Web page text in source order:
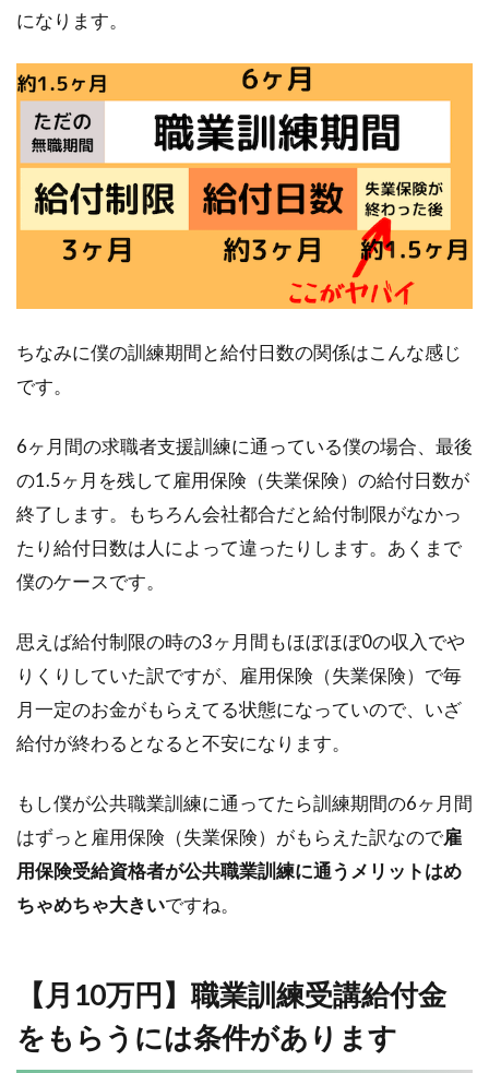
になります。
ちなみに僕の訓練期間と給付日数の関係はこんな感じ
です。
6ヶ月間の求職者支援訓練に通っている僕の場合、最後
の1.5ヶ月を残して雇用保険（失業保険）の給付日数が
終了します。もちろん会社都合だと給付制限がなかっ
たり給付日数は人によって違ったりします。あくまで
僕のケースです。
思えば給付制限の時の3ヶ月間もほぼほぼ0の収入でや
りくりしていた訳ですが、雇用保険（失業保険）で毎
月一定のお金がもらえてる状態になっていので、いざ
給付が終わるとなると不安になります。
もし僕が公共職業訓練に通ってたら訓練期間の6ヶ月間
はずっと雇用保険（失業保険）がもらえた訳なので雇
用保険受給資格者が公共職業訓練に通うメリットはめ
ちゃめちゃ大きいですね。
【月10万円】職業訓練受講給付金
をもらうには条件があります